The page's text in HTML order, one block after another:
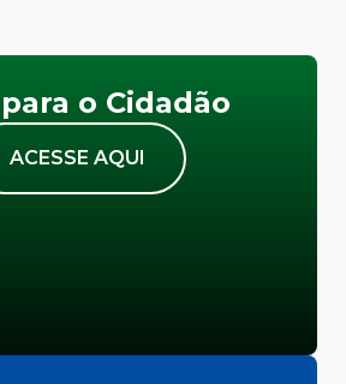
o Cidadão
ACESSE AQUI